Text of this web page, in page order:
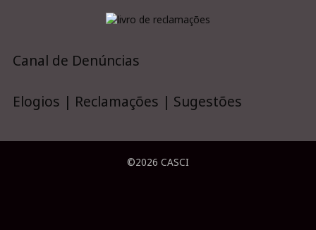
Canal de Denúncias
Elogios | Reclamações | Sugestões
©2026 CASCI